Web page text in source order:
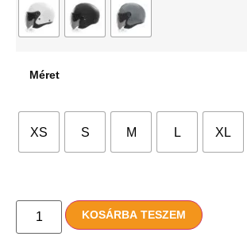
Méret
XS S M L XL
KOSÁRBA TESZEM